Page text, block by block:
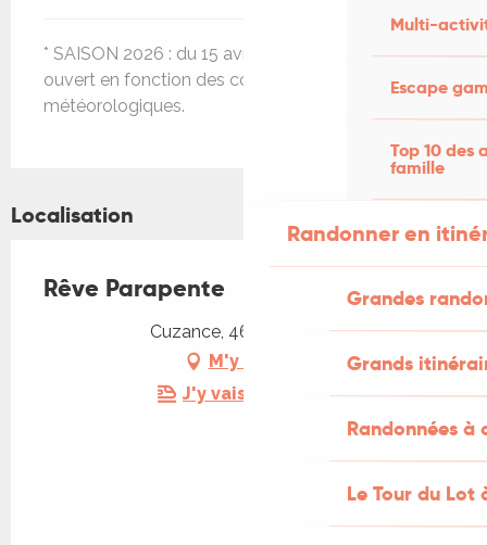
Multi-
Escape
Top 10 des
famille
Randonner en
Grandes
Grands
Randonnées
Le Tour du Lot
* SAISON 2026 : du 15 avril au 30 octobre 2026,
ouvert en fonction des conditions
météorologiques.
Localisation
Rêve Parapente
Cuzance, 46600 Martel
M'y rendre
J'y vais en train !